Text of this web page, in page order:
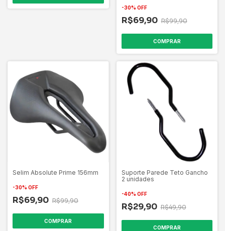
-30% OFF
R$69,90 R$99,90
COMPRAR
Selim Absolute Prime 156mm
-30% OFF
R$69,90 R$99,90
COMPRAR
Suporte Parede Teto Gancho
2 unidades
-40% OFF
R$29,90 R$49,90
COMPRAR